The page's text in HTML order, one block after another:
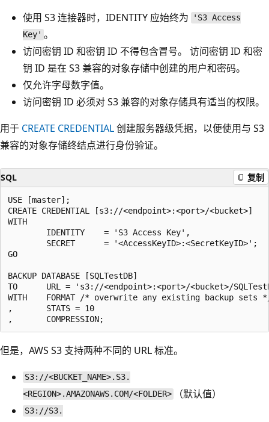
使用 S3 连接器时，IDENTITY 应始终为
'S3 Access
Key' 。
访问密钥 ID 和密钥 ID 不得包含冒号。 访问密钥 ID 和密
钥 ID 是在 S3 兼容的对象存储中创建的用户和密码。
仅允许字母数字值。
访问密钥 ID 必须对 S3 兼容的对象存储具有适当的权限。
用于 CREATE CREDENTIAL创建服务器级凭据，以便使用与 S3
兼容的对象存储终结点进行身份验证。
SQL 复制
USE [master];
CREATE CREDENTIAL [s3://<endpoint>:<port>/<bucket>]
WITH
        IDENTITY    = 'S3 Access Key',
        SECRET      = '<AccessKeyID>:<SecretKeyID>';
GO
BACKUP DATABASE [SQLTestDB]
TO      URL = 's3://<endpoint>:<port>/<bucket>/
WITH    FORMAT /* overwrite any existing backup sets
,       STATS = 10
但是，AWS S3 支持两种不同的 URL 标准。
S3://<BUCKET_NAME>.S3.
<REGION>.AMAZONAWS.COM/<FOLDER>
（默认值）
S3://S3.